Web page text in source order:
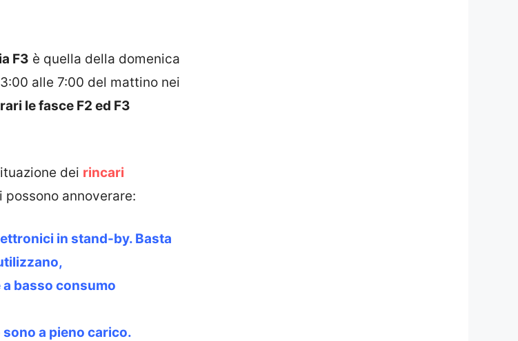
F3 è quella della domenica
alle 7:00 del mattino nei
le fasce F2 ed F3
dei rincari
possono annoverare:
in stand-by. Basta
basso consumo
a pieno carico.